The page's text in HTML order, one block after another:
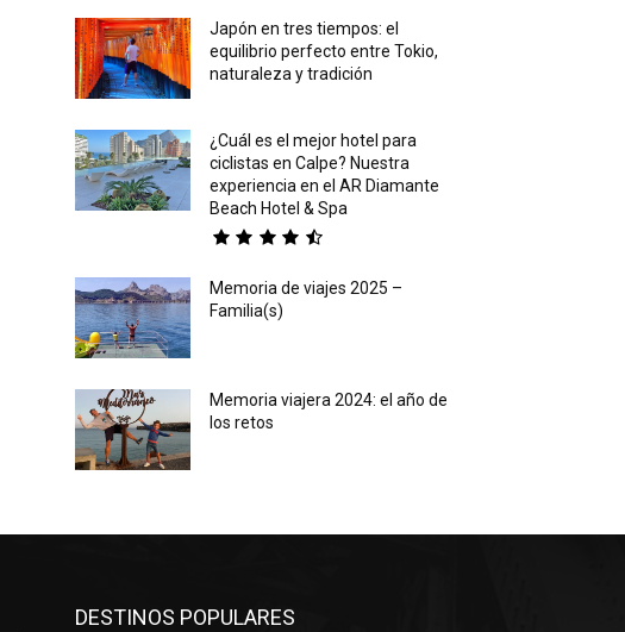
Japón en tres tiempos: el
equilibrio perfecto entre Tokio,
naturaleza y tradición
¿Cuál es el mejor hotel para
ciclistas en Calpe? Nuestra
experiencia en el AR Diamante
Beach Hotel & Spa
Memoria de viajes 2025 –
Familia(s)
Memoria viajera 2024: el año de
los retos
DESTINOS POPULARES